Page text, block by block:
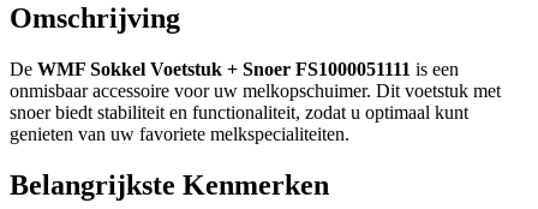
Omschrijving
De WMF Sokkel Voetstuk + Snoer FS1000051111 is een
onmisbaar accessoire voor uw melkopschuimer. Dit voetstuk met
snoer biedt stabiliteit en functionaliteit, zodat u optimaal kunt
genieten van uw favoriete melkspecialiteiten.
Belangrijkste Kenmerken